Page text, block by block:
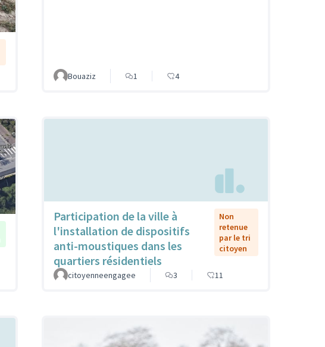
Bouaziz 1 4
Participation de la ville à
l'installation de dispositifs
anti-moustiques dans les
quartiers résidentiels
Non
retenue
par le tri
citoyen
citoyenneengagee 3 11